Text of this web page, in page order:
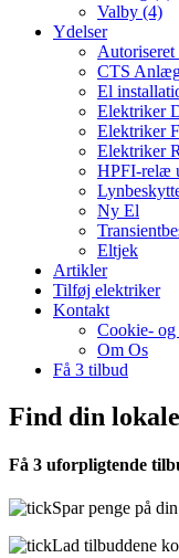
Valby (4)
Ydelser
CTS
El
Elektriker
Elektriker
Elektriker
HPFI-relæ
Ny El
Eltjek
Artikler
Tilføj elektriker
Kontakt
Cookie-
Om Os
Få 3 tilbud
Find din
Få 3 uforpligtende
Spar penge på
Lad tilbuddene